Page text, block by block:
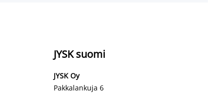
JYSK suomi
JYSK Oy
Pakkalankuja 6